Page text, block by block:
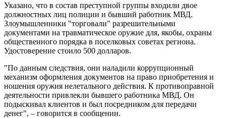
Указано, что в состав преступной группы входили двое
должностных лиц полиции и бывший работник МВД.
Злоумышленники "торговали" разрешительными
документами на травматическое оружие для, якобы, охраны
общественного порядка в поселковых советах региона.
Удостоверение стоило 500 долларов.
"По данным следствия, они наладили коррупционный
механизм оформления документов на право приобретения и
ношения оружия нелетального действия. К противоправной
деятельности привлекли бывшего работника МВД. Он
подыскивал клиентов и был посредником для передачи
денег", – говорится в сообщении.